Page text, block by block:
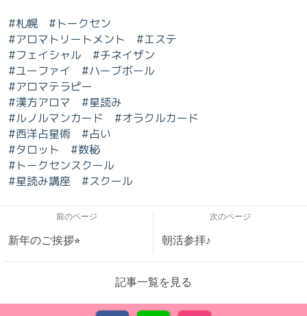
#札幌 #トークセン
#アロマトリートメント #エステ
#フェイシャル #チネイザン
#ユーファイ #ハーブボール
#アロマテラピー
#漢方アロマ #星読み
#ルノルマンカード #オラクルカード
#西洋占星術 #占い
#タロット #数秘
#トークセンスクール
#星読み講座 #スクール
前のページ
新年のご挨拶⭐︎
次のページ
朝活参拝♪
記事一覧を見る